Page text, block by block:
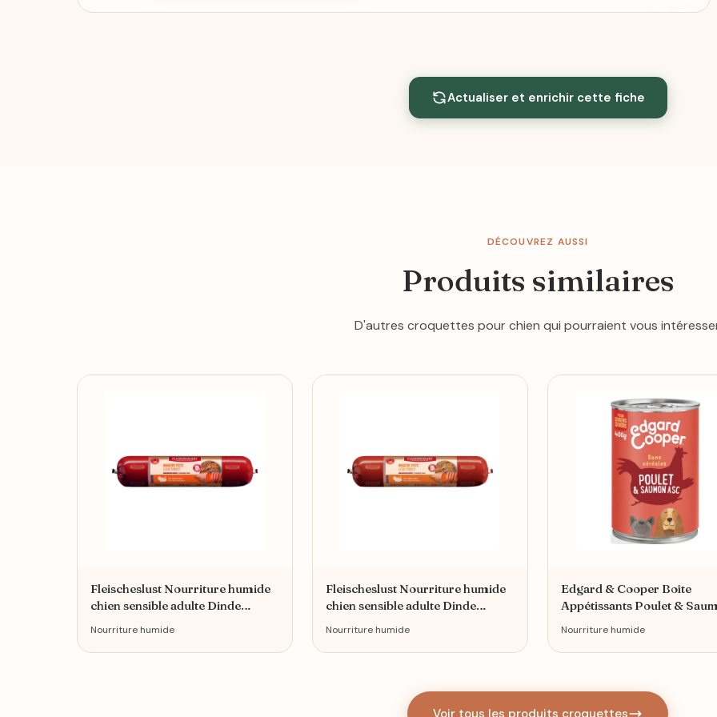
Actualiser et enrichir cette fiche
DÉCOUVREZ AUSSI
Produits similaires
D'autres croquettes pour chien qui pourraient vous
Fleischeslust Nourriture humide
chien sensible adulte Dinde
Nourriture humide
Fleischeslust Nourriture humide
chien sensible adulte Dinde
Nourriture humide
Edgard & Cooper Boîte
Appétissants Poulet &
Nourriture humide
Voir tous les produits croquettes